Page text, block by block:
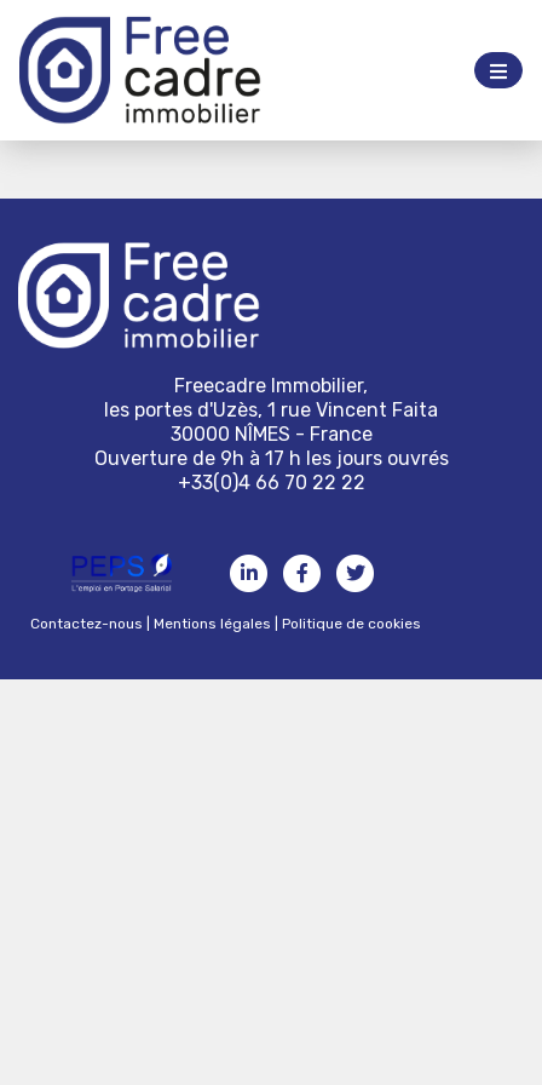
Freecadre Immobilier,
les portes d'Uzès, 1 rue Vincent Faita
30000 NÎMES - France
Ouverture de 9h à 17 h les jours ouvrés
+33(0)4 66 70 22 22
Contactez-nous |Mentions légales |Politique de cookies